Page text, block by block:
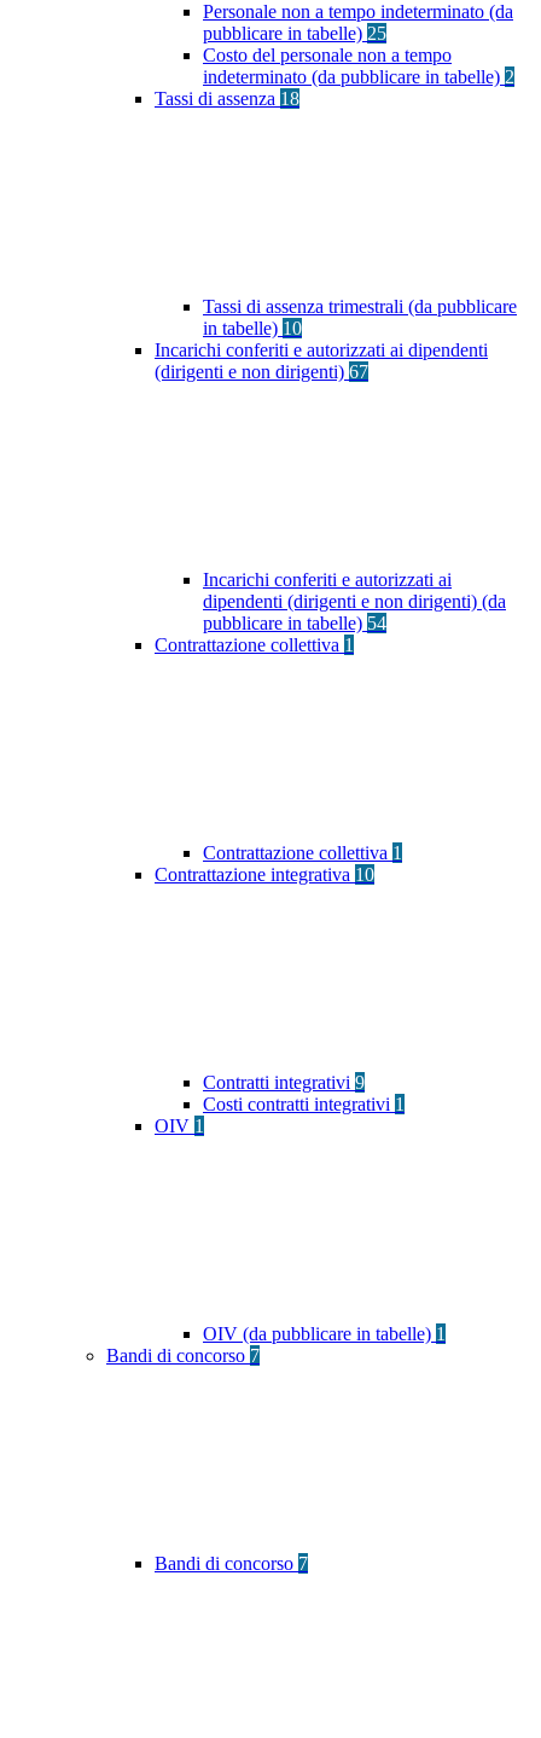
Personale non a tempo indeterminato (da
pubblicare in tabelle) 25
Costo del personale non a tempo
indeterminato (da pubblicare in tabelle) 2
Tassi di assenza 18
Tassi di assenza trimestrali (da pubblicare
in tabelle) 10
Incarichi conferiti e autorizzati ai dipendenti
(dirigenti e non dirigenti) 67
Incarichi conferiti e autorizzati ai
dipendenti (dirigenti e non dirigenti) (da
pubblicare in tabelle) 54
Contrattazione collettiva 1
Contrattazione collettiva 1
Contrattazione integrativa 10
Contratti integrativi 9
Costi contratti integrativi 1
OIV 1
OIV (da pubblicare in tabelle) 1
Bandi di concorso 7
Bandi di concorso 7